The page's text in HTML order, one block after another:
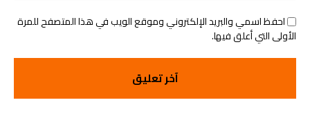
احفظ اسمي والبريد الإلكتروني وموقع الويب في هذا المتصفح للمرة
الأولى التي أعلق فيها.